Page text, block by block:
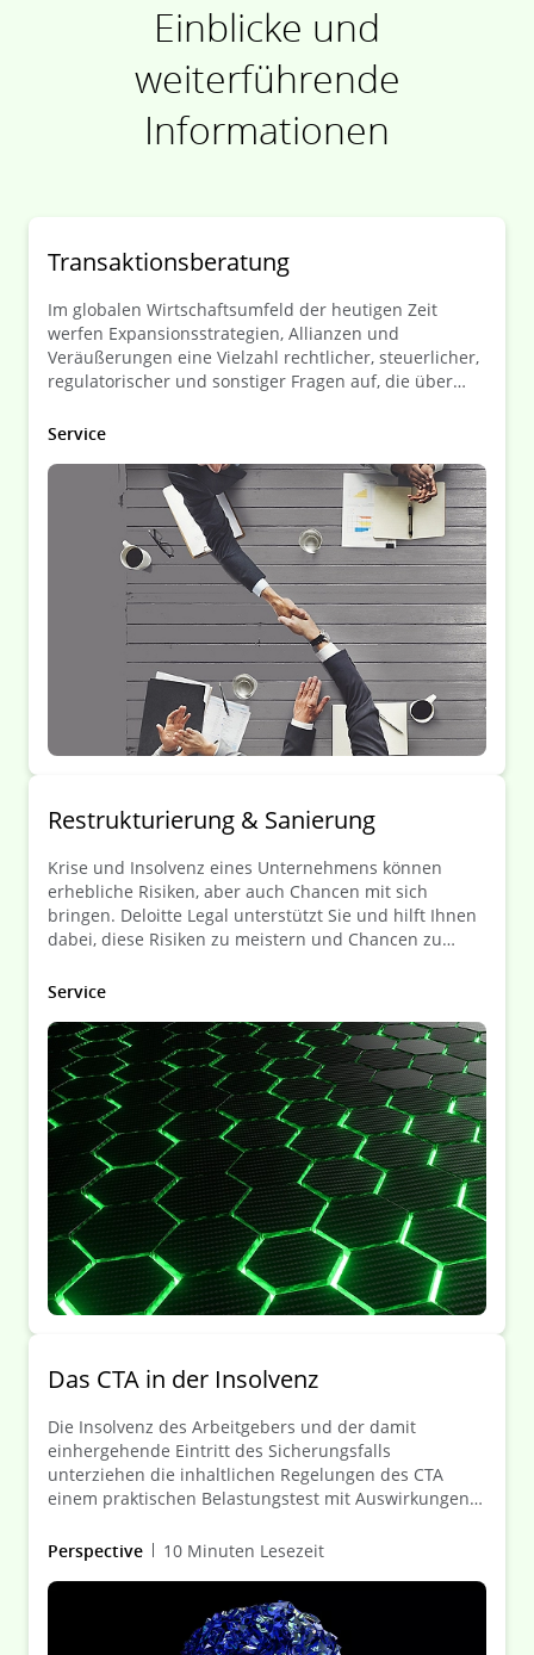
Einblicke und
weiterführende
Informationen
Transaktionsberatung
Im globalen Wirtschaftsumfeld der heutigen Zeit
werfen Expansionsstrategien, Allianzen und
Veräußerungen eine Vielzahl rechtlicher, steuerlicher,
regulatorischer und sonstiger Fragen auf, die über
können.
Service
Restrukturierung & Sanierung
Krise und Insolvenz eines Unternehmens können
erhebliche Risiken, aber auch Chancen mit sich
bringen. Deloitte Legal unterstützt Sie und hilft Ihnen
dabei, diese Risiken zu meistern und Chancen zu
Service
Das CTA in der Insolvenz
Die Insolvenz des Arbeitgebers und der damit
einhergehende Eintritt des Sicherungsfalls
unterziehen die inhaltlichen Regelungen des CTA
einem praktischen Belastungstest mit Auswirkungen
vor allem Arbeitgeber/Insolvenzverwalter, begünstigte
Absicherung von Pflichten aus Zusagen der
betrieblichen Altersversorgung (bAV-Zusagen)). Dieser
Client Alert erörtert die aktuellen rechtlichen
Perspective 10 Minuten Lesezeit